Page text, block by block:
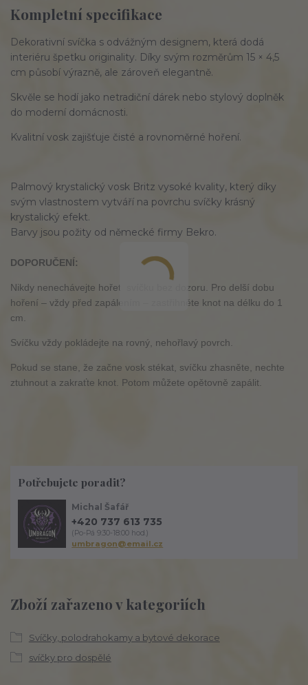
Kompletní specifikace
Dekorativní svíčka s odvážným designem, která dodá
interiéru špetku originality. Díky svým rozměrům 15 × 4,5
cm působí výrazně, ale zároveň elegantně.
Skvěle se hodí jako netradiční dárek nebo stylový doplněk
do moderní domácnosti.
Kvalitní vosk zajišťuje čisté a rovnoměrné hoření.
Palmový krystalický vosk Britz vysoké kvality, který díky
svým vlastnostem vytváří na povrchu svíčky krásný
krystalický efekt.
Barvy jsou požity od německé firmy Bekro.
DOPORUČENÍ:
Nikdy nenechávejte hořet svíčku bez dozoru. Pro delší dobu
hoření – vždy před zapálením – zastřihněte knot na délku do 1
cm.
Svíčku vždy pokládejte na rovný, nehořlavý povrch.
Pokud se stane, že začne vosk stékat, svíčku zhasněte, nechte
ztuhnout a zakraťte knot. Potom můžete opětovně zapálit.
Zboží zařazeno v kategoriích
Svíčky, polodrahokamy a bytové dekorace
svíčky pro dospělé
Potřebujete poradit?
Michal Šafář
+420 737 613 735
(Po-Pá 9:30-18:00 hod.)
umbragon@email.cz